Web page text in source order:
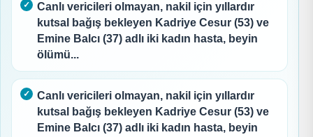
Canlı vericileri olmayan, nakil için yıllardır
kutsal bağış bekleyen Kadriye Cesur (53) ve
Emine Balcı (37) adlı iki kadın hasta, beyin
ölümü...
Canlı vericileri olmayan, nakil için yıllardır
kutsal bağış bekleyen Kadriye Cesur (53) ve
Emine Balcı (37) adlı iki kadın hasta, beyin